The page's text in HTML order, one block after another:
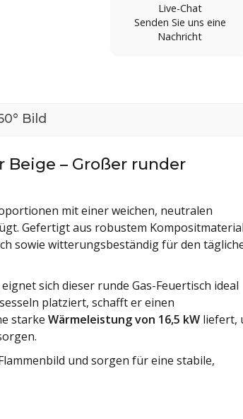
Live-Chat
Senden Sie uns eine
Nachricht
Bild
Beige – Großer runder
mit einer weichen, neutralen
Gefertigt aus robustem
sowie witterungsbeständig für den
sich dieser runde Gas-Feuertisch ideal
platziert, schafft er einen
starke Wärmeleistung von 16,5 kW liefert,
und sorgen für eine stabile,